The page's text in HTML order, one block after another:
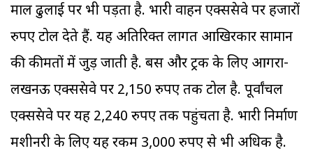
माल ढुलाई पर भी पड़ता है. भारी वाहन एक्सप्रेसवे पर हजारों
रुपए टोल देते हैं. यह अतिरिक्त लागत आखिरकार सामान
की कीमतों में जुड़ जाती है. बस और ट्रक के लिए आगरा-
लखनऊ एक्सप्रेसवे पर 2,150 रुपए तक टोल है. पूर्वांचल
एक्सप्रेसवे पर यह 2,240 रुपए तक पहुंचता है. भारी निर्माण
मशीनरी के लिए यह रकम 3,000 रुपए से भी अधिक है.